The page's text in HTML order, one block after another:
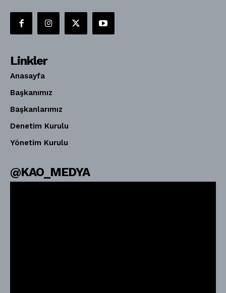
Linkler
Anasayfa
Başkanımız
Başkanlarımız
Denetim Kurulu
Yönetim Kurulu
@KAO_MEDYA